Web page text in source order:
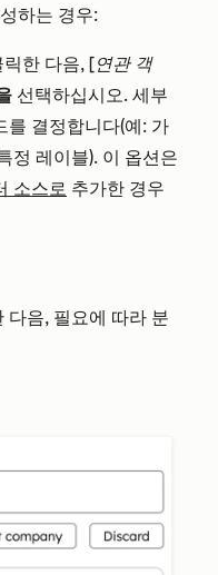
하는 경우:
한 다음, [연관 객
선택하십시오. 세부
를 결정합니다(예: 가
정 레이블). 이 옵션은
소스로 추가한 경우
다음, 필요에 따라 분